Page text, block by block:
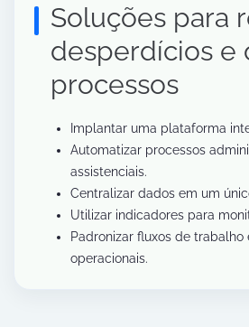
Soluções para
desperdícios e
processos
Implantar uma plataforma
Automatizar processos
assistenciais.
Centralizar dados em um
Utilizar indicadores para
Padronizar fluxos de trabalho
operacionais.